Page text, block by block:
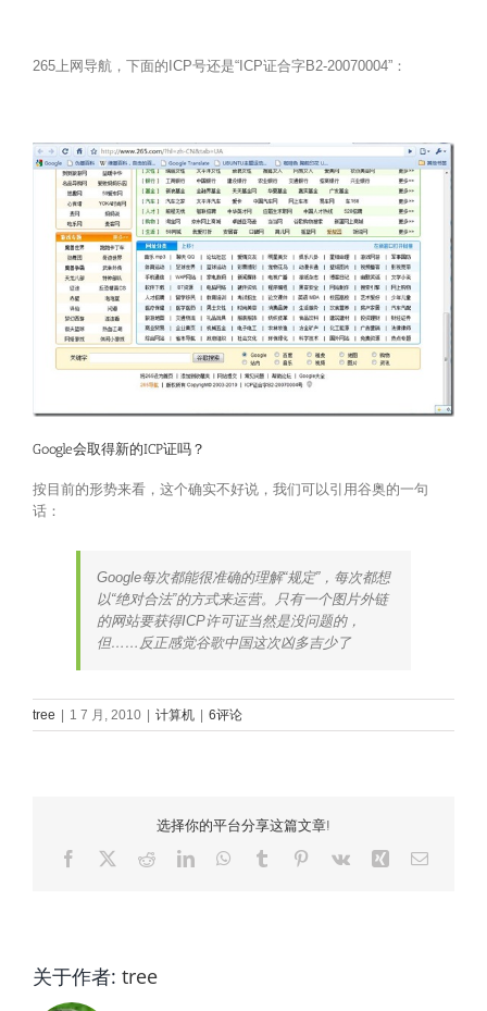
265上网导航，下面的ICP号还是“ICP证合字B2-20070004”：
Google会取得新的ICP证吗？
按目前的形势来看，这个确实不好说，我们可以引用谷奥的一句
话：
Google每次都能很准确的理解“规定”，每次都想
以“绝对合法”的方式来运营。只有一个图片外链
的网站要获得ICP许可证当然是没问题的，
但……反正感觉谷歌中国这次凶多吉少了
tree 1 7 月, 2010 计算机 6评论
选择你的平台分享这篇文章!
Facebook RedditLinkedInWhatsApp
Tumblr Pinterest
Vk Xing 电
关于作者: tree